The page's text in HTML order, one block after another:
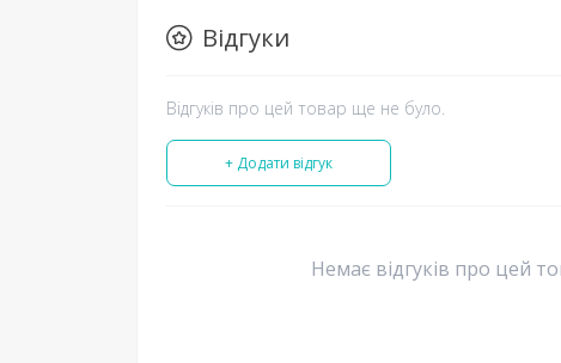
Відгуки
Відгуків про цей товар ще не було.
+ Додати відгук
Немає відгуків про цей